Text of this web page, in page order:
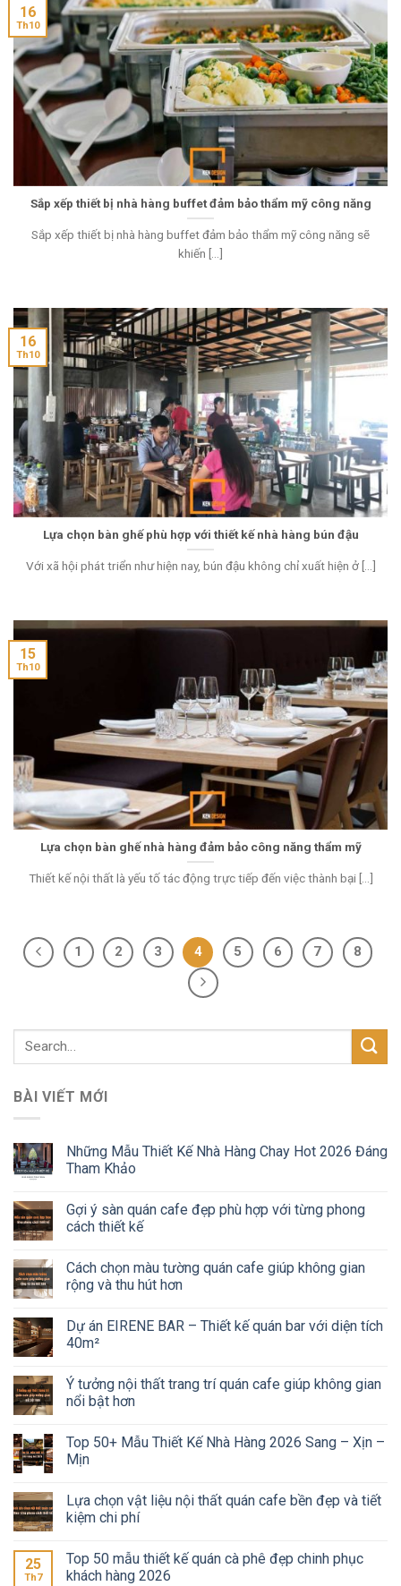
Sắp xếp thiết bị nhà hàng buffet đảm bảo thẩm mỹ công năng
Sắp xếp thiết bị nhà hàng buffet đảm bảo thẩm mỹ công năng sẽ
khiến [...]
16
Th10
Lựa chọn bàn ghế phù hợp với thiết kế nhà hàng bún đậu
Với xã hội phát triển như hiện nay, bún đậu không chỉ xuất hiện ở [...]
16
Th10
Lựa chọn bàn ghế nhà hàng đảm bảo công năng thẩm mỹ
Thiết kế nội thất là yếu tố tác động trực tiếp đến việc thành bại [...]
15
Th10
1 2 3 4 5 6 7 8
BÀI VIẾT MỚI
Những Mẫu Thiết Kế Nhà Hàng Chay Hot 2026 Đáng
Tham Khảo
Gợi ý sàn quán cafe đẹp phù hợp với từng phong
cách thiết kế
Cách chọn màu tường quán cafe giúp không gian
rộng và thu hút hơn
Dự án EIRENE BAR – Thiết kế quán bar với diện tích
40m²
Ý tưởng nội thất trang trí quán cafe giúp không gian
nổi bật hơn
Top 50+ Mẫu Thiết Kế Nhà Hàng 2026 Sang – Xịn –
Mịn
Lựa chọn vật liệu nội thất quán cafe bền đẹp và tiết
kiệm chi phí
25
Th7
Top 50 mẫu thiết kế quán cà phê đẹp chinh phục
khách hàng 2026